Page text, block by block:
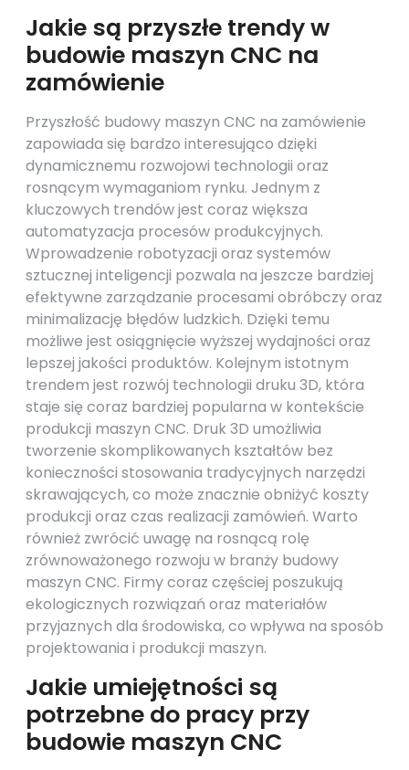
Jakie są przyszłe trendy w
budowie maszyn CNC na
zamówienie
Przyszłość budowy maszyn CNC na zamówienie
zapowiada się bardzo interesująco dzięki
dynamicznemu rozwojowi technologii oraz
rosnącym wymaganiom rynku. Jednym z
kluczowych trendów jest coraz większa
automatyzacja procesów produkcyjnych.
Wprowadzenie robotyzacji oraz systemów
sztucznej inteligencji pozwala na jeszcze bardziej
efektywne zarządzanie procesami obróbczy oraz
minimalizację błędów ludzkich. Dzięki temu
możliwe jest osiągnięcie wyższej wydajności oraz
lepszej jakości produktów. Kolejnym istotnym
trendem jest rozwój technologii druku 3D, która
staje się coraz bardziej popularna w kontekście
produkcji maszyn CNC. Druk 3D umożliwia
tworzenie skomplikowanych kształtów bez
konieczności stosowania tradycyjnych narzędzi
skrawających, co może znacznie obniżyć koszty
produkcji oraz czas realizacji zamówień. Warto
również zwrócić uwagę na rosnącą rolę
zrównoważonego rozwoju w branży budowy
maszyn CNC. Firmy coraz częściej poszukują
ekologicznych rozwiązań oraz materiałów
przyjaznych dla środowiska, co wpływa na sposób
projektowania i produkcji maszyn.
Jakie umiejętności są
potrzebne do pracy przy
budowie maszyn CNC